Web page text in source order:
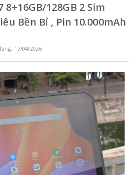
128GB 2 Sim
Bền Bỉ , Pin 10.000mAh
17/04/2026